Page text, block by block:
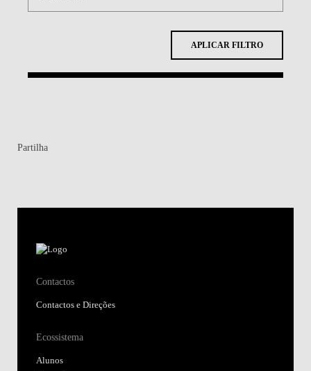
APLICAR FILTRO
Partilha
Contactos
Contactos e Direções
Ecossistema
Alunos